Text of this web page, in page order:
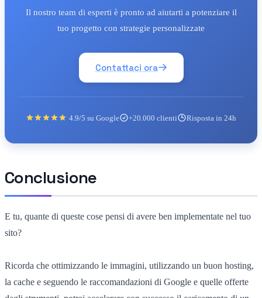
Il nostro team di esperti è pronto ad aiutarti a potenziare il
tuo progetto con strategie personalizzate
Contattaci ora
4.9/5 su Google +20.000 clienti Risposta in 24h
Conclusione
E tu, quante di queste cose pensi di avere ben implementate nel tuo
sito?
Ricorda che ottimizzando le immagini, utilizzando un buon hosting,
la cache e seguendo le raccomandazioni di Google e quelle offerte